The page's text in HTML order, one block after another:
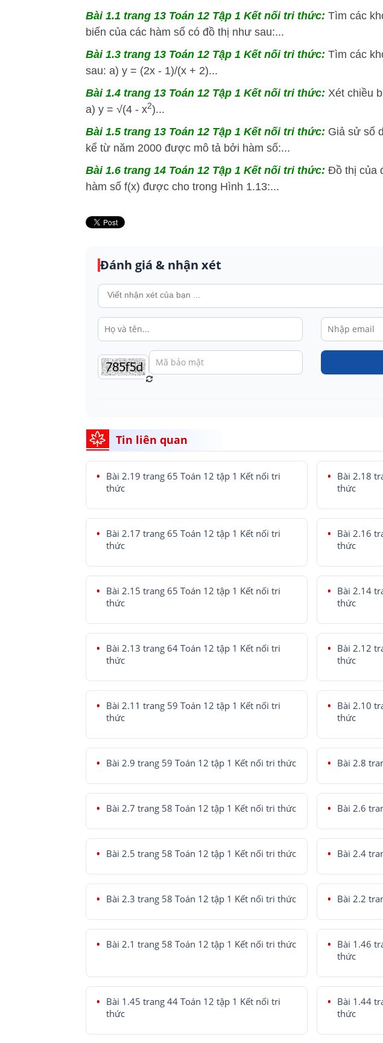
Bài 1.1 trang 13 Toán 12 Tập 1 Kết nối tri thức: Tìm các
biến của các hàm số có đồ thị như sau:...
Bài 1.3 trang 13 Toán 12 Tập 1 Kết nối tri thức: Tìm các
sau: a) y = (2x - 1)/(x + 2)...
Bài 1.4 trang 13 Toán 12 Tập 1 Kết nối tri thức: Xét chiều
a) y = √(4 - x2)...
Bài 1.5 trang 13 Toán 12 Tập 1 Kết nối tri thức: Giả sử số
kể từ năm 2000 được mô tả bởi hàm số:...
Bài 1.6 trang 14 Toán 12 Tập 1 Kết nối tri thức: Đồ thị của
hàm số f(x) được cho trong Hình 1.13:...
Đánh giá & nhận xét
Tin liên quan
Bài 2.19 trang 65 Toán 12 tập 1 Kết nối tri
thức
Bài 2.18
thức
Bài 2.17 trang 65 Toán 12 tập 1 Kết nối tri
thức
Bài 2.16
thức
Bài 2.15 trang 65 Toán 12 tập 1 Kết nối tri
thức
Bài 2.14
thức
Bài 2.13 trang 64 Toán 12 tập 1 Kết nối tri
thức
Bài 2.12
thức
Bài 2.11 trang 59 Toán 12 tập 1 Kết nối tri
thức
Bài 2.10
thức
Bài 2.9 trang 59 Toán 12 tập 1 Kết nối tri thức Bài 2.8
Bài 2.7 trang 58 Toán 12 tập 1 Kết nối tri thức Bài 2.6
Bài 2.5 trang 58 Toán 12 tập 1 Kết nối tri thức Bài 2.4
Bài 2.3 trang 58 Toán 12 tập 1 Kết nối tri thức Bài 2.2
Bài 2.1 trang 58 Toán 12 tập 1 Kết nối tri thức
Bài 1.46
thức
Bài 1.45 trang 44 Toán 12 tập 1 Kết nối tri
thức
Bài 1.44
thức